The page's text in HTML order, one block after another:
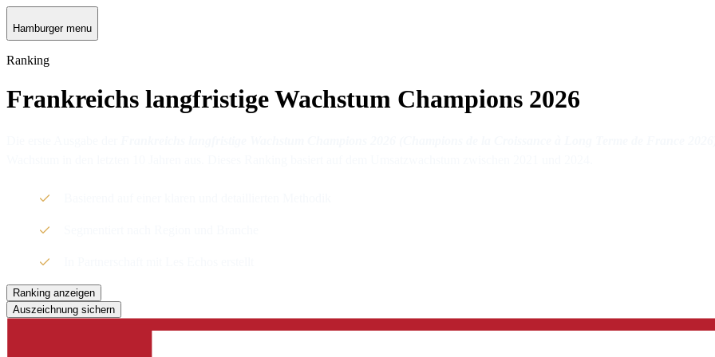
Hamburger menu
Ranking
Frankreichs langfristige Wachstum Champions 2026
Ranking anzeigen
Auszeichnung sichern